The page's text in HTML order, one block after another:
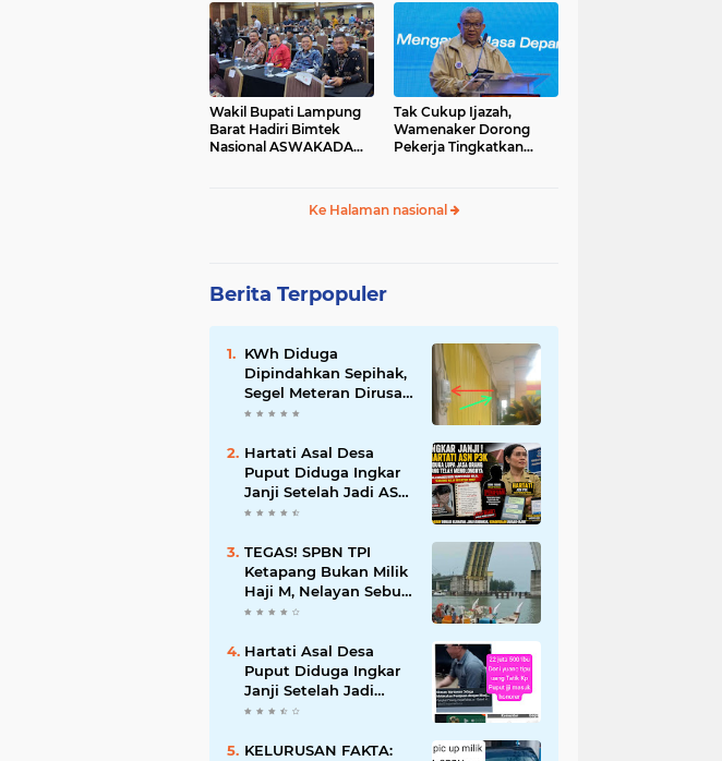
Wakil Bupati Lampung
Barat Hadiri Bimtek
Nasional ASWAKADA
Tak Cukup Ijazah,
Wamenaker Dorong
Pekerja Tingkatkan
Ke Halaman nasional
Berita Terpopuler
KWh Diduga
Dipindahkan Sepihak,
Segel Meteran Dirusak,
dan Penambahan
Pemilik
Hartati Asal Desa
Puput Diduga Ingkar
Janji Setelah Jadi ASN
P3K, Kebaikan Dibalas
TEGAS! SPBN TPI
Ketapang Bukan Milik
Haji M, Nelayan Sebut
Pemiliknya Sulaiman
Hartati Asal Desa
Puput Diduga Ingkar
Janji Setelah Jadi
Honorer Tahun 2022
Kebaikan Dibalas
KELURUSAN FAKTA: